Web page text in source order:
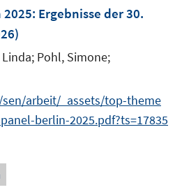
: Ergebnisse der 30.
Pohl, Simone;
arbeit/_assets/top-theme
berlin-2025.pdf?ts=17835